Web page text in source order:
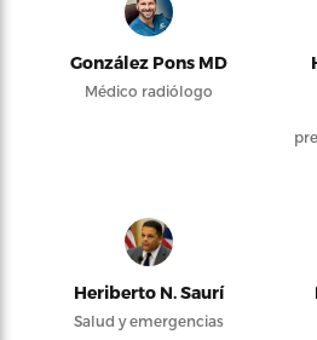
González Pons MD
Médico radiólogo
Heriberto N. Saurí
Salud y emergencias